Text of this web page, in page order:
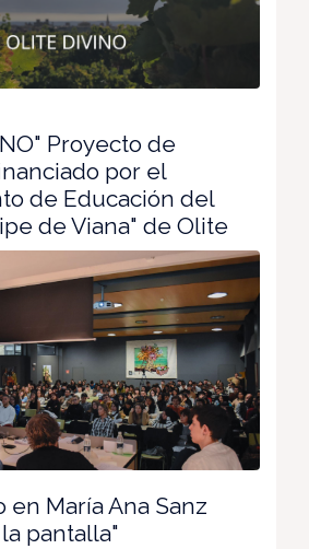
Proyecto de
por el
de Educación del
de Viana" de Olite
en María Ana Sanz
pantalla"